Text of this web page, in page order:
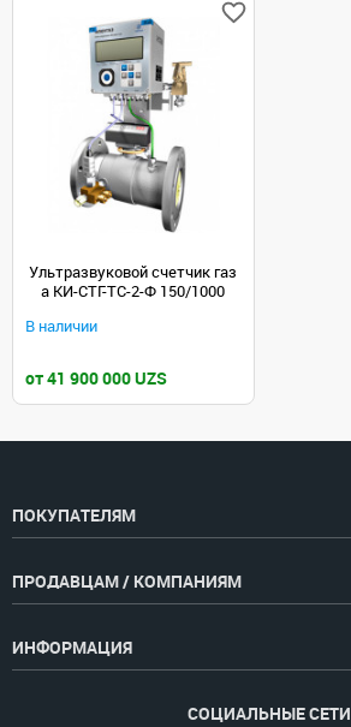
Ультразвуковой счетчик газ
а КИ-СТГ-ТС-2-Ф 150/1000
В наличии
от 41 900 000 UZS
ПОКУПАТЕЛЯМ
ПРОДАВЦАМ / КОМПАНИЯМ
ИНФОРМАЦИЯ
СОЦИАЛЬНЫЕ СЕТИ